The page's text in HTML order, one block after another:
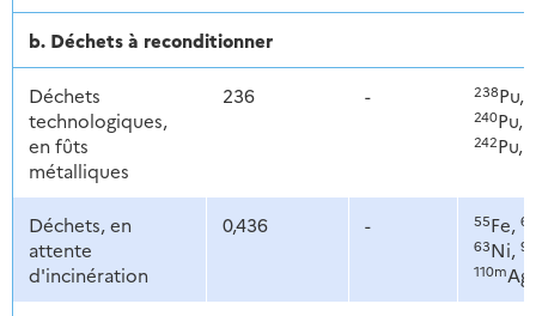
b. Déchets à reconditionner
Déchets
technologiques,
en fûts
métalliques
236 - 238Pu,
240Pu,
242Pu,
Déchets, en
attente
d'incinération
0,436 - 55Fe, 60
63Ni, 90
110m